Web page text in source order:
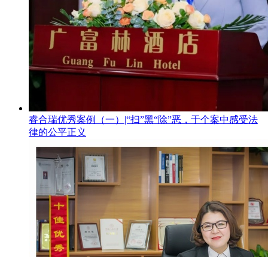
睿合瑞优秀案例（一）|“扫”黑“除”恶，于个案中感受法
律的公平正义